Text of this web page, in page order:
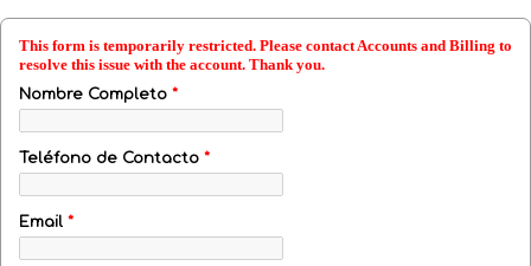
This form is temporarily restricted. Please contact Accounts and Billing to
resolve this issue with the account. Thank you.
Nombre Completo *
Teléfono de Contacto *
Email *